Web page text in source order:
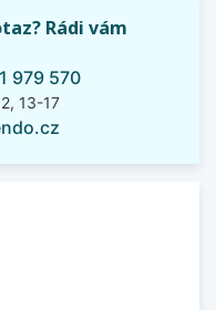
Rádi vám
979 570
13-17